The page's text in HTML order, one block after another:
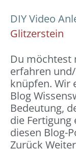
DIY Video
Glitzerstein
Du möchtest
erfahren
knüpfen. Wir
Blog
Bedeutung,
die Fertigung
diesen Blog-
Zurück